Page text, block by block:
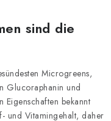
sind die
Microgreens,
Glucoraphanin und
bekannt
und Vitamingehalt, daher